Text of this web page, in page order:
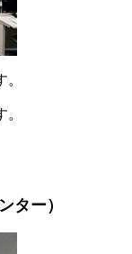
ター）